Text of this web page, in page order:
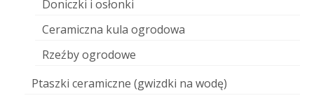
Doniczki i osłonki
Ceramiczna kula ogrodowa
Rzeźby ogrodowe
Ptaszki ceramiczne (gwizdki na wodę)